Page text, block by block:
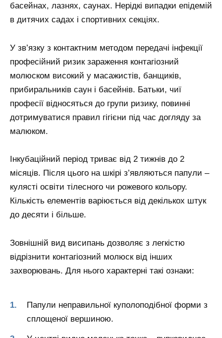
басейнах, лазнях, саунах. Нерідкі випадки епідемій
в дитячих садах і спортивних секціях.
У зв’язку з контактним методом передачі інфекції
професійний ризик зараження контагіозний
молюском високий у масажистів, банщиків,
прибиральників саун і басейнів. Батьки, чиї
професії відносяться до групи ризику, повинні
дотримуватися правил гігієни під час догляду за
малюком.
Інкубаційний період триває від 2 тижнів до 2
місяців. Після цього на шкірі з’являються папули –
кулясті освіти тілесного чи рожевого кольору.
Кількість елементів варіюється від декількох штук
до десяти і більше.
Зовнішній вид висипань дозволяє з легкістю
відрізнити контагіозний молюск від інших
захворювань. Для нього характерні такі ознаки:
Папули неправильної куполоподібної форми з
сплощеної вершиною.